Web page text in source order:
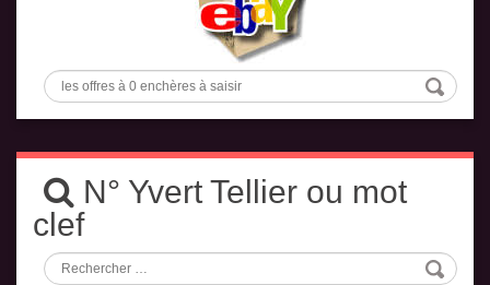
N° Yvert Tellier ou mot
clef